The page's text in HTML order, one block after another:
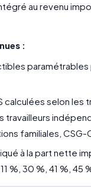
au revenu
:
paramétrables
calculées selon les
travailleurs
familiales, CSG-
à la part nette
%, 30 %, 41 %, 45